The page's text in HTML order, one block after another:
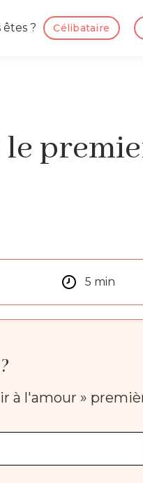
êtes ? Célibataire
le
5 min
à l'amour »